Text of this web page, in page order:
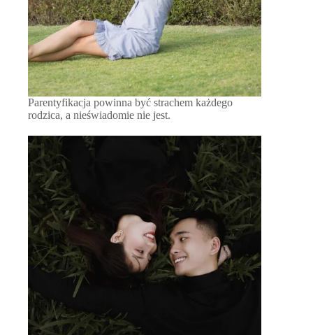
Parentyfikacja powinna być strachem każdego
rodzica, a nieświadomie nie jest.